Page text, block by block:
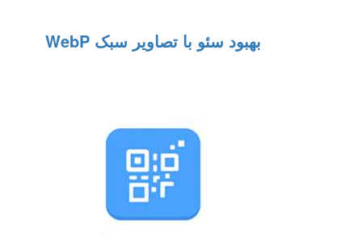
بهبود سئو با تصاویر سبک WebP